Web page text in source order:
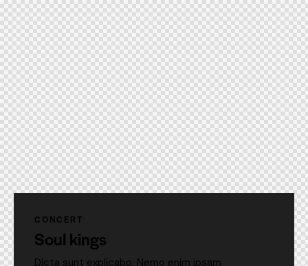
CONCERT
Soul kings
Dicta sunt explicabo. Nemo enim ipsam